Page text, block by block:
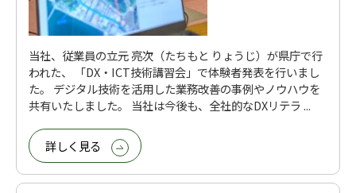
当社、従業員の立元 亮次（たちもと りょうじ）が県庁で行
われた、 「DX・ICT技術講習会」で体験者発表を行いまし
た。 デジタル技術を活用した業務改善の事例やノウハウを
共有いたしました。 当社は今後も、全社的なDXリテラ ...
詳しく見る